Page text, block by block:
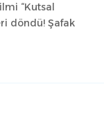
“Kutsal
döndü! Şafak